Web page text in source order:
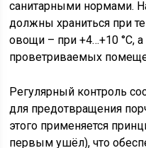
санитарными нормами.
должны храниться при
овощи – при +4…+10 °C,
проветриваемых
Регулярный контроль
для предотвращения
этого применяется
первым ушёл), что